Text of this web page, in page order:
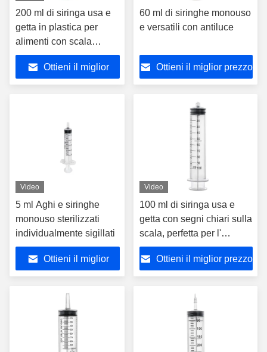
200 ml di siringa usa e
getta in plastica per
alimenti con scala
precisa, perfetta per lo
stoccaggio e la
misurazione delle
Ottieni il miglior
60 ml di siringhe monouso
e versatili con antiluce
Ottieni il miglior prezzo
Video
5 ml Aghi e siringhe
monouso sterilizzati
individualmente sigillati
Ottieni il miglior
Video
100 ml di siringa usa e
getta con segni chiari sulla
scala, perfetta per l'
applicazione precisa di
profumi e inchiostri
industriali
Ottieni il miglior prezzo